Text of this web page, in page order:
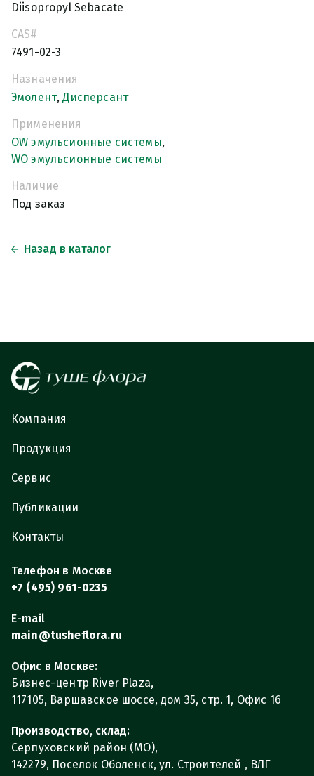
Diisopropyl Sebacate
CAS#
7491-02-3
Назначения
Эмолент,Дисперсант
Применения
OW эмульсионные системы,
WO эмульсионные системы
Наличие
Под заказ
Назад в каталог
Компания
Продукция
Сервис
Публикации
Контакты
Телефон в Москве
+7 (495) 961-0235
E-mail
main@tusheflora.ru
Офис в Москве:
Бизнес-центр River Plaza,
117105, Варшавское шоссе, дом 35, стр. 1, Офис 16
Производство, склад:
Серпуховский район (МО),
142279, Поселок Оболенск, ул. Строителей , ВЛГ